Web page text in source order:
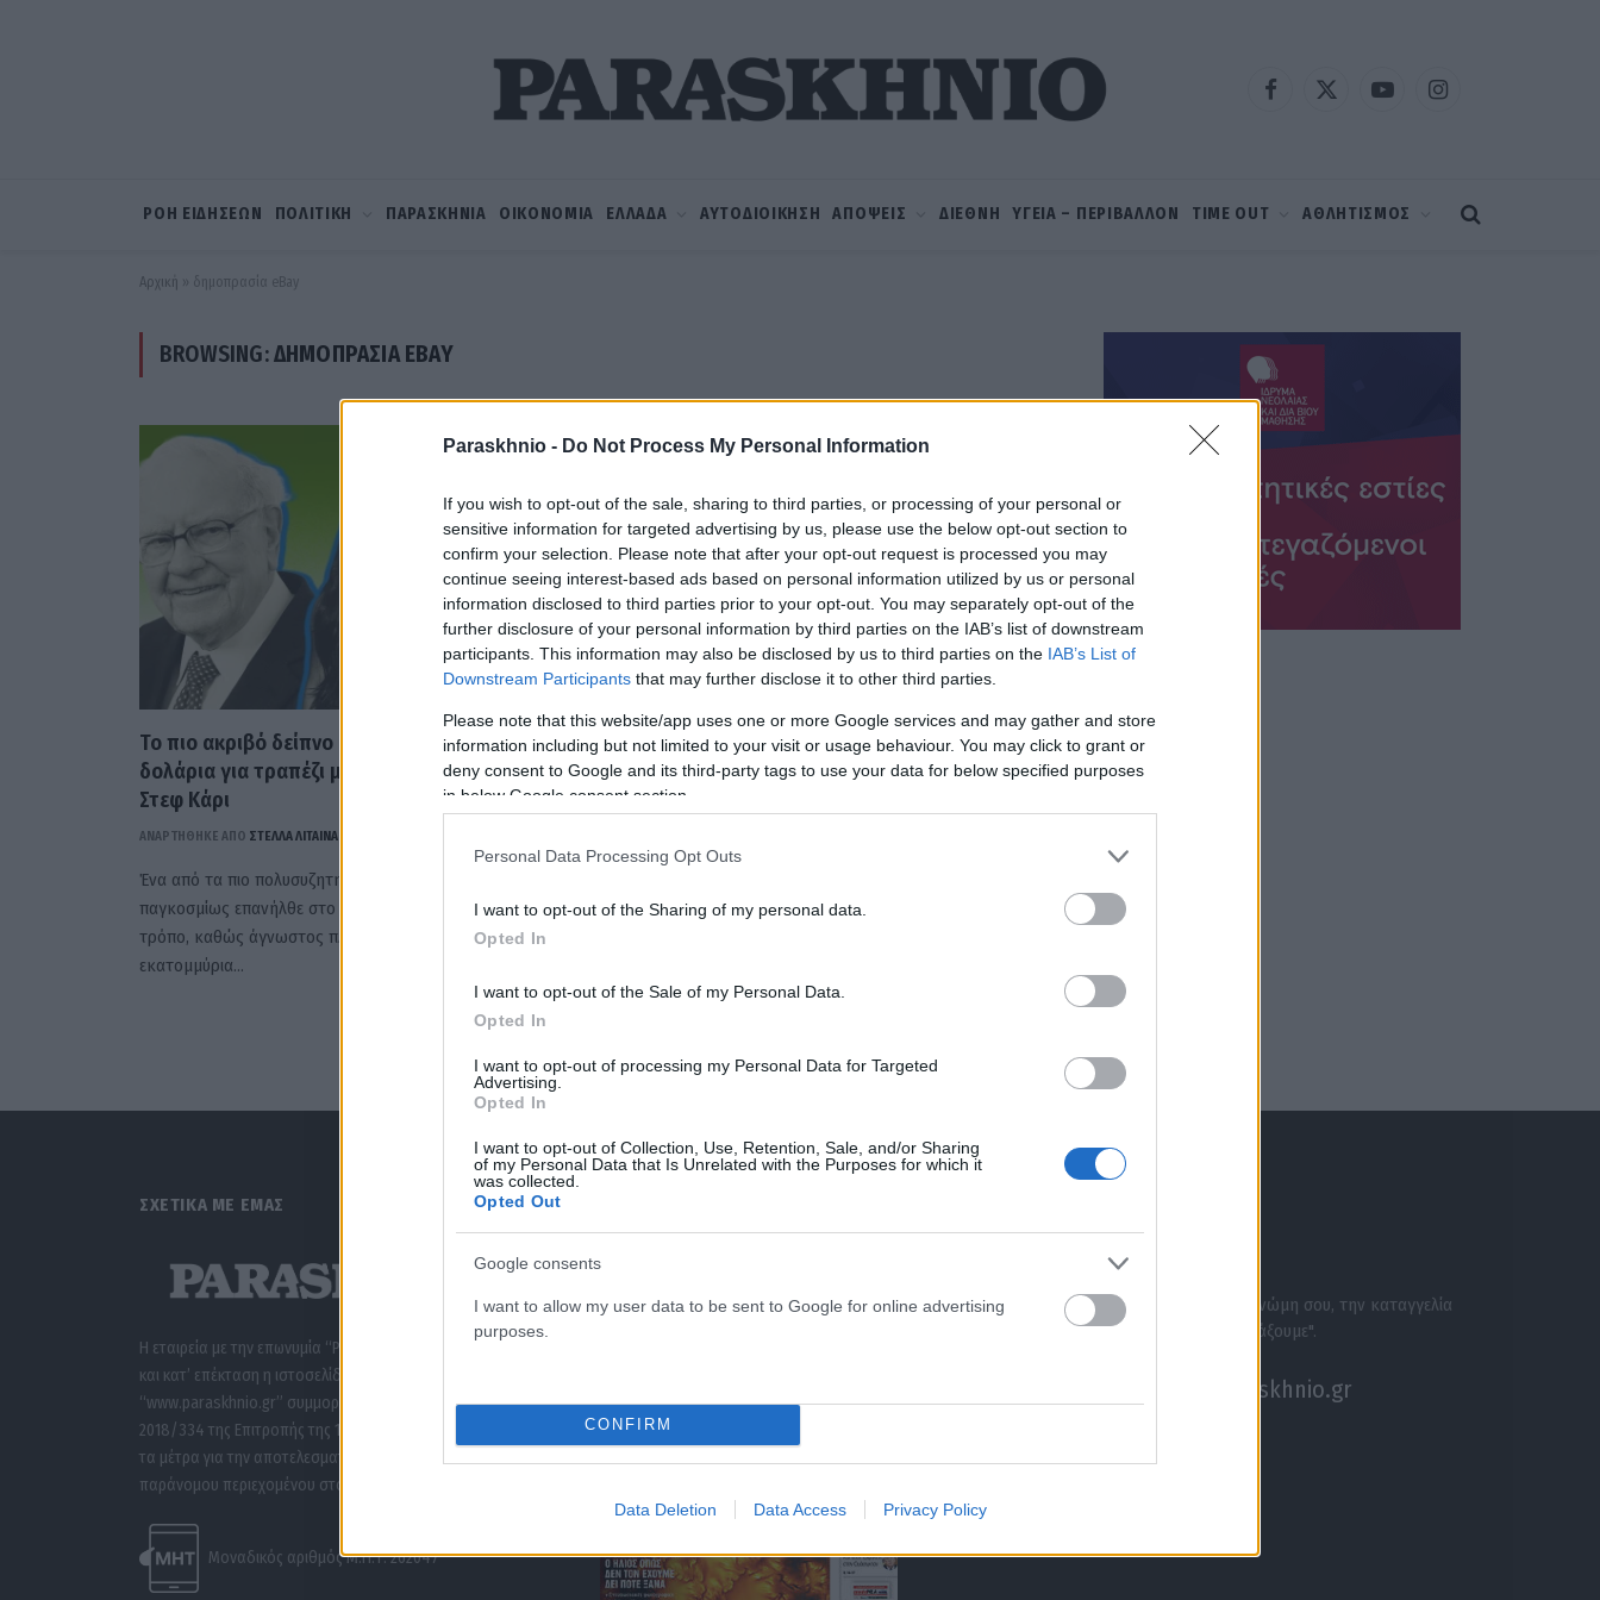
Paraskhnio - Do Not Process My Personal Information
If you wish to opt-out of the sale, sharing to third parties, or processing of your personal or
sensitive information for targeted advertising by us, please use the below opt-out section to
confirm your selection. Please note that after your opt-out request is processed you may
continue seeing interest-based ads based on personal information utilized by us or personal
information disclosed to third parties prior to your opt-out. You may separately opt-out of the
further disclosure of your personal information by third parties on the IAB’s list of downstream
participants. This information may also be disclosed by us to third parties on the IAB’s List of
Downstream Participants that may further disclose it to other third parties.
Please note that this website/app uses one or more Google services and may gather and store
information including but not limited to your visit or usage behaviour. You may click to grant or
deny consent to Google and its third-party tags to use your data for below specified purposes
in below Google consent section.
Personal Data Processing Opt Outs
I want to opt-out of the Sharing of my personal data.
Opted In
I want to opt-out of the Sale of my Personal Data.
Opted In
I want to opt-out of processing my Personal Data for Targeted
Advertising.
Opted In
I want to opt-out of Collection, Use, Retention, Sale, and/or Sharing
of my Personal Data that Is Unrelated with the Purposes for which it
was collected.
Opted Out
Google consents
I want to allow my user data to be sent to Google for online advertising
purposes.
CONFIRM
Data Deletion Data Access Privacy Policy
Facebook
X
YouTubeInstagram
ΡΟΗ ΕΙΔΗΣΕΩΝ ΠΟΛΙΤΙΚΗ ΠΑΡΑΣΚΗΝΙΑ ΟΙΚΟΝΟΜΙΑ ΕΛΛΑΔΑ ΑΥΤΟΔΙΟΙΚΗΣΗ ΑΠΟΨΕΙΣ ΔΙΕΘΝΗ ΥΓΕΙΑ – ΠΕΡΙΒΑΛΛΟΝ TIME OUT ΑΘΛΗΤΙΣΜΟΣ
Αρχική » δημοπρασία eBay
BROWSING:ΔΗΜΟΠΡΑΣΊΑ EBAY
Το πιο ακριβό δείπνο στον κόσμο; 9 εκατ.
δολάρια για τραπέζι με Γουόρεν Μπάφετ και
Στεφ Κάρι
ΑΝΑΡΤΗΘΗΚΕ ΑΠΟ ΣΤΈΛΛΑ ΛΊΤΑΙΝΑ
Ένα από τα πιο πολυσυζητημένα φιλανθρωπικά events
παγκοσμίως επανήλθε στο προσκήνιο με εντυπωσιακό
τρόπο, καθώς άγνωστος πλειοδότης κατέβαλε 9
εκατομμύρια…
ΣΧΕΤΙΚΑ ΜΕ ΕΜΑΣ
Η εταιρεία με την επωνυμία “POLITICAL MEDIA GROUP A.E.”
και κατ’ επέκταση η ιστοσελίδα που κατέχει αυτή
“www.paraskhnio.gr” συμμορφώνονται με τη Σύσταση (ΕΕ)
2018/334 της Επιτροπής της 1ης Μαρτίου 2018 σχετικά με
τα μέτρα για την αποτελεσματική αντιμετώπιση του
παράνομου περιεχομένου στο διαδίκτυο (L 63).
Μοναδικός αριθμός Μ.Η.Τ. 262047
ΣΕ ΑΚΟΥΜΕ
Στείλε την άποψή σου, τη γνώμη σου, την καταγγελία
σου, ή αν θέλεις κάτι να "ψάξουμε".
akouseme@paraskhnio.gr